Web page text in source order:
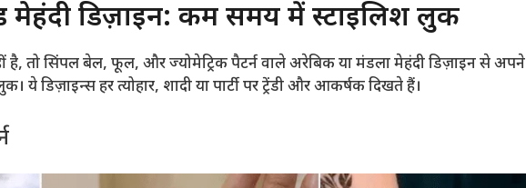
मेहंदी डिज़ाइन: कम समय में स्टाइलिश लुक
तो सिंपल बेल, फूल, और ज्योमेट्रिक पैटर्न वाले अरेबिक या मंडला मेहंदी डिज़ाइन से अपने
डिज़ाइन्स हर त्योहार, शादी या पार्टी पर ट्रेंडी और आकर्षक दिखते हैं।